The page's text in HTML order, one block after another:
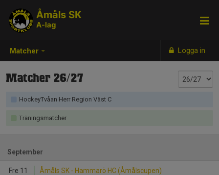
Matcher Logga in
Åmåls SK
A-lag
Matcher 26/27
HockeyTvåan Herr Region Väst C
Träningsmatcher
September
Fre 11
Åmåls SK - Hammarö HC (Åmålscupen)